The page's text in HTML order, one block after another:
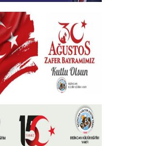
Geçmiş Olsun Mesajı
+
30 Ağustos Zafer Bayramı
+